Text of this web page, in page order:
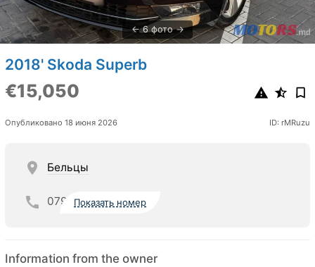
6 фото
2018' Skoda Superb
€15,050
Опубликовано 18 июня 2026 ID: rMRuzu
Бельцы
079 Показать номер
Information from the owner